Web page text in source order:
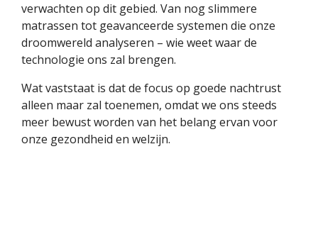
verwachten op dit gebied. Van nog slimmere
matrassen tot geavanceerde systemen die onze
droomwereld analyseren – wie weet waar de
technologie ons zal brengen.
Wat vaststaat is dat de focus op goede nachtrust
alleen maar zal toenemen, omdat we ons steeds
meer bewust worden van het belang ervan voor
onze gezondheid en welzijn.